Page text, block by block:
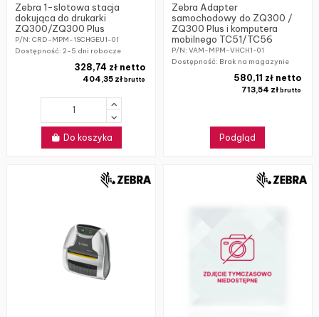
Zebra 1-slotowa stacja
dokująca do drukarki
ZQ300/ZQ300 Plus
P/N: CRD-MPM-1SCHGEU1-01
Dostępność:2-5 dni robocze
404,35 zł brutto
328,74 zł netto
Do koszyka
Zebra Adapter
samochodowy do ZQ300 /
ZQ300 Plus i komputera
mobilnego TC51/TC56
P/N: VAM-MPM-VHCH1-01
Dostępność: Brak na magazynie
713,54 złbrutto
580,11 zł netto
Podgląd